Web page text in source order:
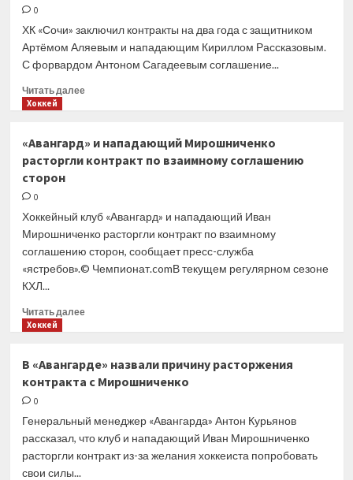
0
ХК «Сочи» заключил контракты на два года с защитником
Артёмом Аляевым и нападающим Кириллом Рассказовым.
С форвардом Антоном Сагадеевым соглашение...
Читать далееПрочитать
заключил
контракты
Хоккей
«Авангард» и нападающий Мирошниченко
расторгли контракт по взаимному соглашению
сторон
0
Хоккейный клуб «Авангард» и нападающий Иван
Мирошниченко расторгли контракт по взаимному
соглашению сторон, сообщает пресс-служба
«ястребов».© Чемпионат.comВ текущем регулярном сезоне
КХЛ...
Читать далееПрочитать
и нападающий
Мирошниченко
контракт
по взаимному
соглашению
сторон
Хоккей
В «Авангарде» назвали причину расторжения
контракта с Мирошниченко
0
Генеральный менеджер «Авангарда» Антон Курьянов
рассказал, что клуб и нападающий Иван Мирошниченко
расторгли контракт из-за желания хоккеиста попробовать
свои силы...